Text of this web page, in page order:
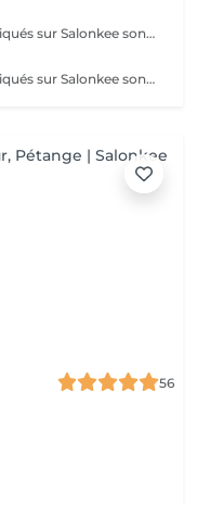
Veuillez prendre note que les prix indiqués sur Salonkee sont communiqués à titre informatif et s'entendent de base. Ces derniers sont susceptibles de varier selon le diagnostic réalisé à votre arrivée au salon et l'expertise du professionnel à qui vous confiez votre beauté. Dans tous les cas, un devis précis vous sera proposé et toutes réalisations de prestations seront effectuées avec votre accord. Un grand merci d'avance pour votre compréhension. Au plaisir de vous revoir très vite.
Veuillez prendre note que les prix indiqués sur Salonkee sont communiqués à titre informatif et s'entendent de base. Ces derniers sont susceptibles de varier selon le diagnostic réalisé à votre arrivée au salon et l'expertise du professionnel à qui vous confiez votre beauté. Dans tous les cas, un devis précis vous sera proposé et toutes réalisations de prestations seront effectuées avec votre accord. Un grand merci d'avance pour votre compréhension. Au plaisir de vous revoir très vite.
56